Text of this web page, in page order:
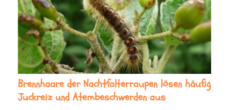
Brennhaare der Nachtfalterraupen lösen häufig
Juckreiz und Atembeschwerden aus